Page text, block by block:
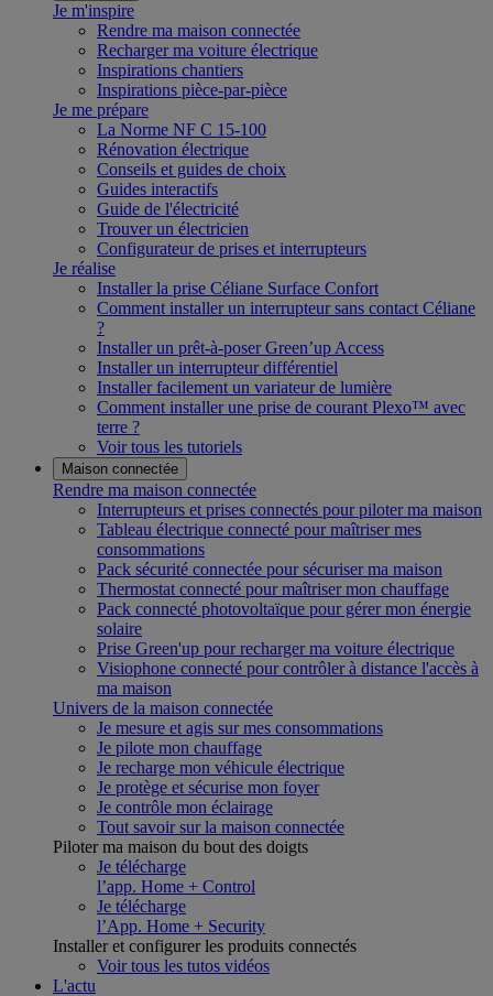
Je m'inspire
Rendre ma maison connectée
Recharger ma voiture électrique
Inspirations chantiers
Inspirations pièce-par-pièce
Je me prépare
La Norme NF C 15-100
Rénovation électrique
Conseils et guides de choix
Guides interactifs
Guide de l'électricité
Trouver un électricien
Configurateur de prises et interrupteurs
Je réalise
Installer la prise Céliane Surface Confort
Comment installer un interrupteur sans contact Céliane
?
Installer un prêt-à-poser Green’up Access
Installer un interrupteur différentiel
Installer facilement un variateur de lumière
Comment installer une prise de courant Plexo™ avec
terre ?
Voir tous les tutoriels
Maison connectée
Rendre ma maison connectée
Interrupteurs et prises connectés pour piloter ma maison
Tableau électrique connecté pour maîtriser mes
consommations
Pack sécurité connectée pour sécuriser ma maison
Thermostat connecté pour maîtriser mon chauffage
Pack connecté photovoltaïque pour gérer mon énergie
solaire
Prise Green'up pour recharger ma voiture électrique
Visiophone connecté pour contrôler à distance l'accès à
ma maison
Univers de la maison connectée
Je mesure et agis sur mes consommations
Je pilote mon chauffage
Je recharge mon véhicule électrique
Je protège et sécurise mon foyer
Je contrôle mon éclairage
Tout savoir sur la maison connectée
Piloter ma maison du bout des doigts
Je télécharge
l’app. Home + Control
Je télécharge
l’App. Home + Security
Installer et configurer les produits connectés
Voir tous les tutos vidéos
L'actu